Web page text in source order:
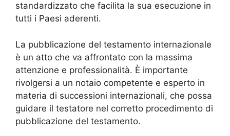
standardizzato che facilita la sua esecuzione in
tutti i Paesi aderenti.
La pubblicazione del testamento internazionale
è un atto che va affrontato con la massima
attenzione e professionalità. È importante
rivolgersi a un notaio competente e esperto in
materia di successioni internazionali, che possa
guidare il testatore nel corretto procedimento di
pubblicazione del testamento.